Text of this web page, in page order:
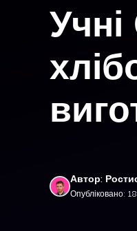
Автор:
Опубліковано: